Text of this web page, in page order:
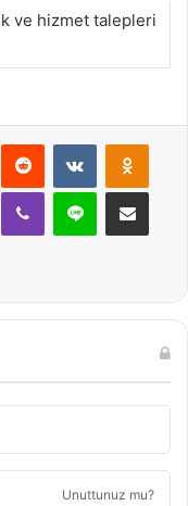
ve hizmet talepleri
Reddit VKontakte
Viber Line E-Posta ile
Unuttunuz mu?